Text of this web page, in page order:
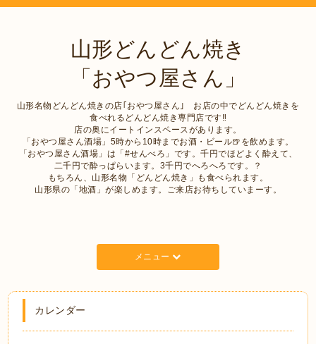
山形どんどん焼き
「おやつ屋さん」
山形名物どんどん焼きの店｢おやつ屋さん｣ お店の中でどんどん焼きを
食べれるどんどん焼き専門店です‼︎
店の奥にイートインスペースがあります。
「おやつ屋さん酒場」5時から10時までお酒・ビール🍺を飲めます。
「おやつ屋さん酒場」は「#せんべろ」です。千円でほどよく酔えて、
二千円で酔っぱらいます。3千円でへろへろです。？
もちろん、山形名物「どんどん焼き」も食べられます。
山形県の「地酒」が楽しめます。ご来店お待ちしていまーす。
メニュー
カレンダー